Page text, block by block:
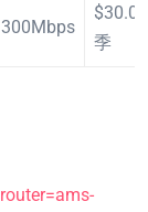
300Mbps
季